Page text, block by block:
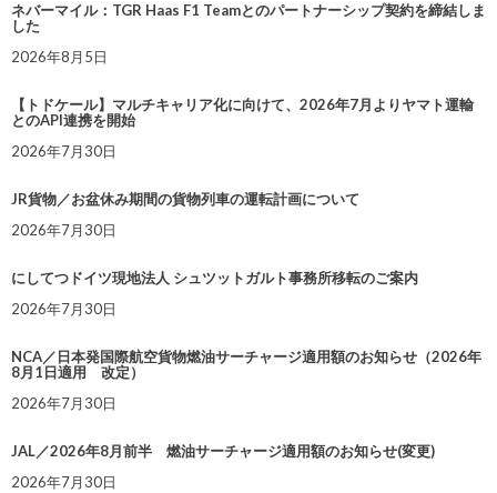
ネバーマイル：TGR Haas F1 Teamとのパートナーシップ契約を締結しま
した
2026年8月5日
【トドケール】マルチキャリア化に向けて、2026年7月よりヤマト運輸
とのAPI連携を開始
2026年7月30日
JR貨物／お盆休み期間の貨物列車の運転計画について
2026年7月30日
にしてつドイツ現地法人 シュツットガルト事務所移転のご案内
2026年7月30日
NCA／日本発国際航空貨物燃油サーチャージ適用額のお知らせ（2026年
8月1日適用 改定）
2026年7月30日
JAL／2026年8月前半 燃油サーチャージ適用額のお知らせ(変更)
2026年7月30日